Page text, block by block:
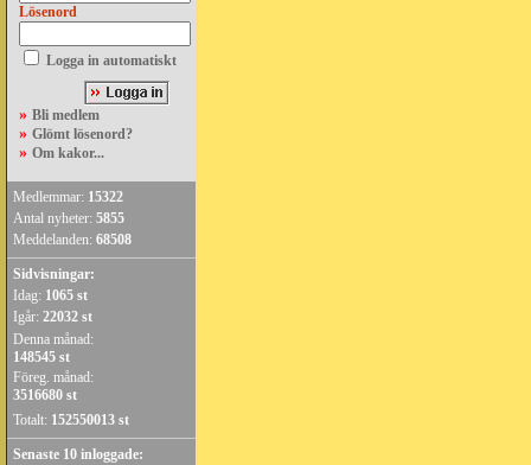
Lösenord
Logga in automatiskt
» Bli medlem
» Glömt lösenord?
» Om kakor...
Medlemmar: 15322
Antal nyheter: 5855
Meddelanden: 68508
Sidvisningar:
Idag: 1065 st
Igår: 22032 st
Denna månad:
148545 st
Föreg. månad:
3516680 st
Totalt: 152550013 st
Senaste 10 inloggade: